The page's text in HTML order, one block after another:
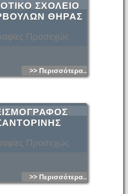
Προσεχώς
ΣΧΟΛΕΙΟ
ΘΗΡΑΣ
>> Περισσότερα...
Προσεχώς
>> Περισσότερα...